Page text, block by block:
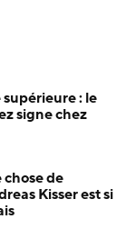
supérieure : le
signe chez
de
Kisser est si